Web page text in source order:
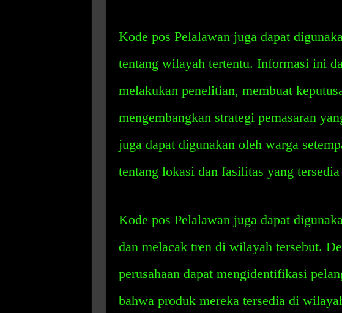
Kode pos Pelalawan juga dapat
tentang wilayah tertentu. Informasi ini
melakukan penelitian, membuat
mengembangkan strategi pemasaran
juga dapat digunakan oleh warga
tentang lokasi dan fasilitas yang
Kode pos Pelalawan juga dapat
dan melacak tren di wilayah tersebut.
perusahaan dapat mengidentifikasi
bahwa produk mereka tersedia di